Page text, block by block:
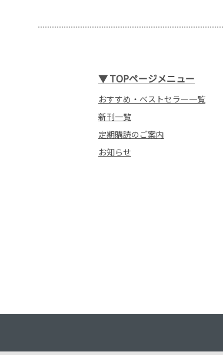
▼TOPページメニュー
おすすめ・ベストセラー一覧
新刊一覧
定期購読のご案内
お知らせ